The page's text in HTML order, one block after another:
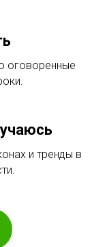
оговоренные
и тренды в